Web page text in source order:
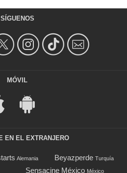
SÍGUENOS
MÓVIL
EN EL EXTRANJERO
Alemania Beyazperde Turquía
Sensacine México México